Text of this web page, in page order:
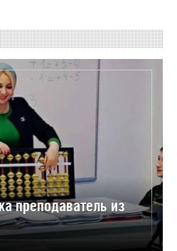
преподаватель из